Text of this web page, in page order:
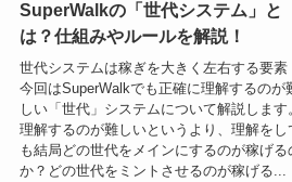
SuperWalkの「世代システム」と
は？仕組みやルールを解説！
世代システムは稼ぎを大きく左右する要素
今回はSuperWalkでも正確に理解するのが
しい「世代」システムについて解説します
理解するのが難しいというより、理解をし
も結局どの世代をメインにするのが稼げる
か？どの世代をミントさせるのが稼げる...